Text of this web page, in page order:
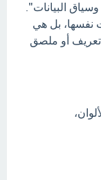
البيانات".
نفسها، بل هي
تعريف أو ملصق